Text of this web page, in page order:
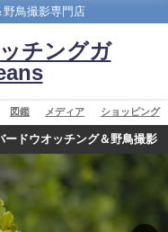
野鳥撮影専門店
チングガ
図鑑 メディア ショッピング
ードウオッチング＆野鳥撮影